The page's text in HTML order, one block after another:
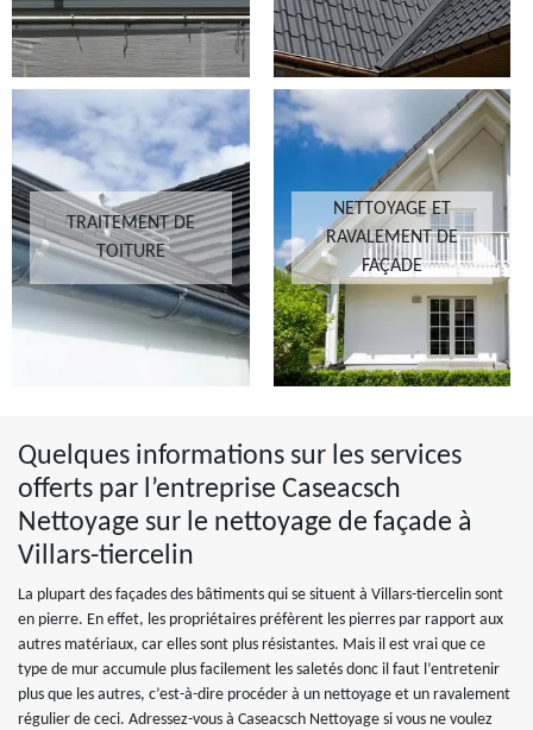
TRAITEMENT DE
TOITURE
NETTOYAGE ET
RAVALEMENT DE
FAÇADE
Quelques informations sur les services
offerts par l’entreprise Caseacsch
Nettoyage sur le nettoyage de façade à
Villars-tiercelin
La plupart des façades des bâtiments qui se situent à Villars-tiercelin sont
en pierre. En effet, les propriétaires préfèrent les pierres par rapport aux
autres matériaux, car elles sont plus résistantes. Mais il est vrai que ce
type de mur accumule plus facilement les saletés donc il faut l’entretenir
plus que les autres, c’est-à-dire procéder à un nettoyage et un ravalement
régulier de ceci. Adressez-vous à Caseacsch Nettoyage si vous ne voulez